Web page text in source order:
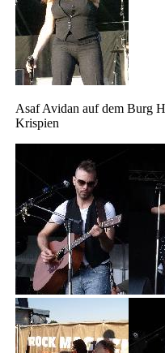
Asaf Avidan auf dem Burg
Krispien